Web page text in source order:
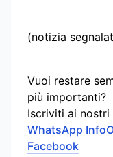
(notizia
Vuoi restare
più importanti?
Iscriviti ai
WhatsApp
Facebook